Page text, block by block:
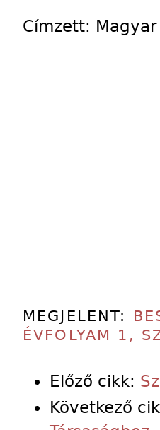
Címzett:
MEGJELENT:
ÉVFOLYAM 1,
Előző cikk:
Következő